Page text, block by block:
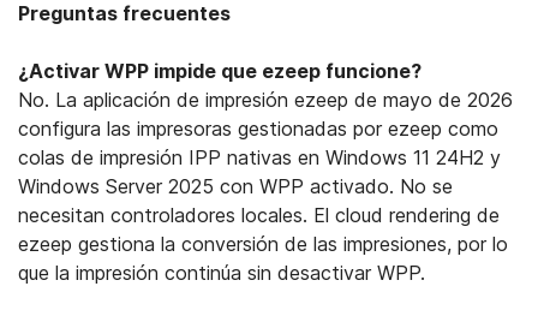
Preguntas frecuentes
¿Activar WPP impide que ezeep funcione?
No. La aplicación de impresión ezeep de mayo de 2026
configura las impresoras gestionadas por ezeep como
colas de impresión IPP nativas en Windows 11 24H2 y
Windows Server 2025 con WPP activado. No se
necesitan controladores locales. El cloud rendering de
ezeep gestiona la conversión de las impresiones, por lo
que la impresión continúa sin desactivar WPP.